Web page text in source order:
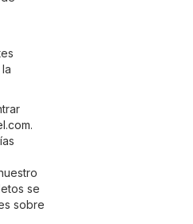
.
se
sobre